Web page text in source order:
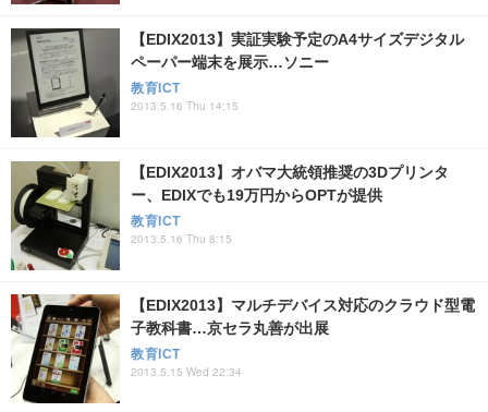
【EDIX2013】実証実験予定のA4サイズデジタル
ペーパー端末を展示…ソニー
教育ICT
2013.5.16 Thu 14:15
【EDIX2013】オバマ大統領推奨の3Dプリンタ
ー、EDIXでも19万円からOPTが提供
教育ICT
2013.5.16 Thu 8:15
【EDIX2013】マルチデバイス対応のクラウド型電
子教科書…京セラ丸善が出展
教育ICT
2013.5.15 Wed 22:34